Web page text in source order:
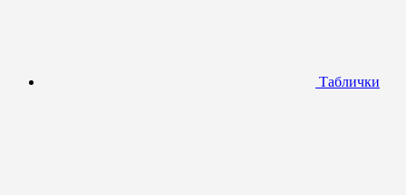
Таблички